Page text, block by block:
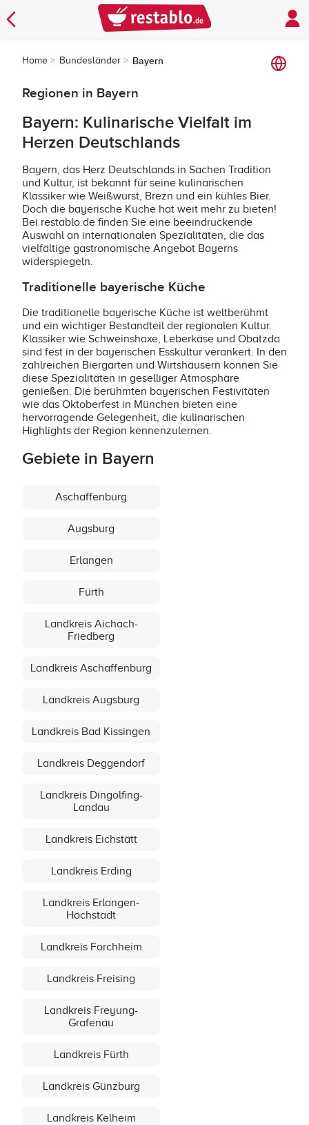
Home Bundesländer Bayern
Regionen in Bayern
Bayern: Kulinarische Vielfalt im
Herzen Deutschlands
Bayern, das Herz Deutschlands in Sachen Tradition
und Kultur, ist bekannt für seine kulinarischen
Klassiker wie Weißwurst, Brezn und ein kühles Bier.
Doch die bayerische Küche hat weit mehr zu bieten!
Bei restablo.de finden Sie eine beeindruckende
Auswahl an internationalen Spezialitäten, die das
vielfältige gastronomische Angebot Bayerns
widerspiegeln.
Traditionelle bayerische Küche
Die traditionelle bayerische Küche ist weltberühmt
und ein wichtiger Bestandteil der regionalen Kultur.
Klassiker wie Schweinshaxe, Leberkäse und Obatzda
sind fest in der bayerischen Esskultur verankert. In den
zahlreichen Biergärten und Wirtshäusern können Sie
diese Spezialitäten in geselliger Atmosphäre
genießen. Die berühmten bayerischen Festivitäten
wie das Oktoberfest in München bieten eine
hervorragende Gelegenheit, die kulinarischen
Highlights der Region kennenzulernen.
Gebiete in Bayern
Aschaffenburg
Augsburg
Erlangen
Fürth
Landkreis Aichach-
Friedberg
Landkreis Aschaffenburg
Landkreis Augsburg
Landkreis Bad Kissingen
Landkreis Deggendorf
Landkreis Dingolfing-
Landau
Landkreis Eichstätt
Landkreis Erding
Landkreis Erlangen-
Höchstadt
Landkreis Forchheim
Landkreis Freising
Landkreis Freyung-
Grafenau
Landkreis Fürth
Landkreis Günzburg
Landkreis Kelheim